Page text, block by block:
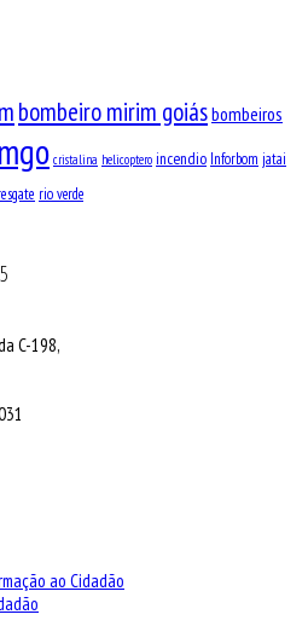
bombeiro mirim goiásbombeiros
cristalina helicoptero incendio Inforbom jatai
rio verde
C-198,
ao Cidadão